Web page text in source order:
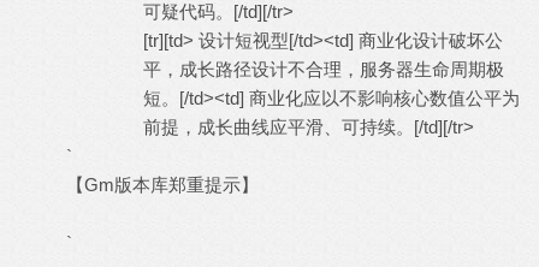
可疑代码。[/td][/tr>
[tr][td> 设计短视型[/td><td] 商业化设计破坏公
平，成长路径设计不合理，服务器生命周期极
短。[/td><td] 商业化应以不影响核心数值公平为
前提，成长曲线应平滑、可持续。[/td][/tr>
`
【Gm版本库郑重提示】
`